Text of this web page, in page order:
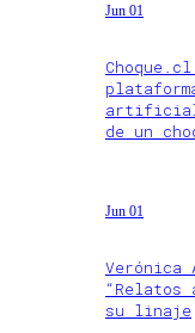
Jun 01
artificial
de un
Jun 01
Verónica
“Relatos
su linaje